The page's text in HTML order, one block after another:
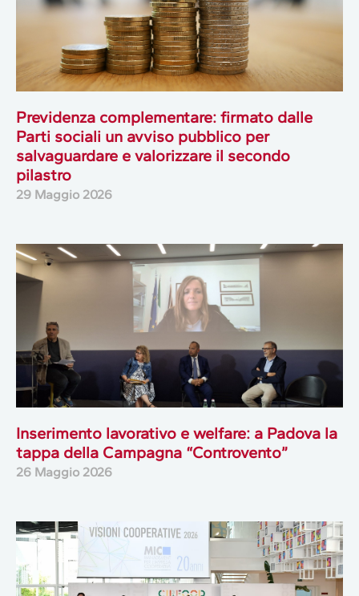
Previdenza complementare: firmato dalle
Parti sociali un avviso pubblico per
salvaguardare e valorizzare il secondo
pilastro
29 Maggio 2026
Inserimento lavorativo e welfare: a Padova la
tappa della Campagna “Controvento”
26 Maggio 2026